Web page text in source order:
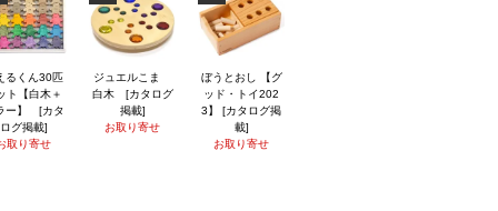
るくん30匹
ト【白木＋
ー】 [カタ
ログ掲載]
取り寄せ
ジュエルこま
白木 [カタログ
掲載]
お取り寄せ
ぼうとおし 【グ
ッド・トイ202
3】 [カタログ掲
載]
お取り寄せ